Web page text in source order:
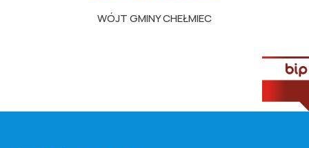
WÓJT GMINY CHEŁMIEC